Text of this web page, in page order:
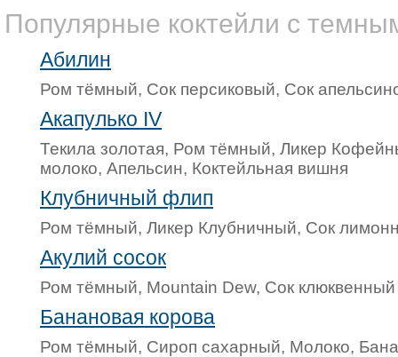
Популярные коктейли с
Абилин
Ром тёмный, Сок персиковый, Сок
Акапулько IV
Текила золотая, Ром тёмный, Ликер
молоко, Апельсин, Коктейльная вишня
Клубничный флип
Ром тёмный, Ликер Клубничный, Сок
Акулий сосок
Ром тёмный, Mountain Dew, Сок клюквенный
Банановая корова
Ром тёмный, Сироп сахарный, Молоко,